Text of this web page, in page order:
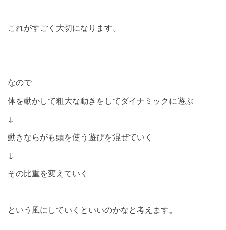
これがすごく大切になります。
なので
体を動かして粗大な動きをしてダイナミックに遊ぶ
↓
動きならがも頭を使う遊びを混ぜていく
↓
その比重を変えていく
という風にしていくといいのかなと考えます。